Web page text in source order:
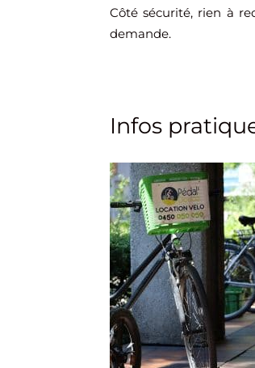
Côté sécurité, rien à
demande.
Infos